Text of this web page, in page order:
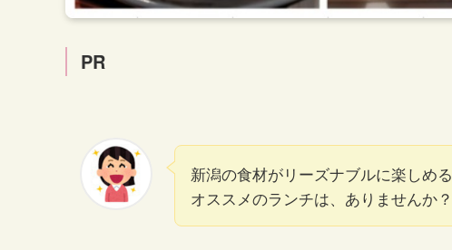
PR
新潟の食材がリーズナブルに楽しめる
オススメのランチは、ありませんか？